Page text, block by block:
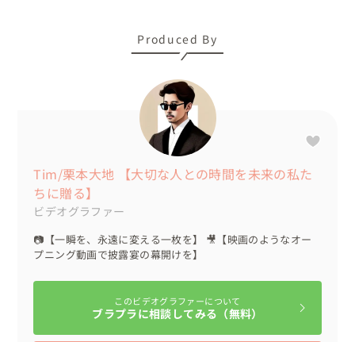
Produced By
Tim/栗本大地 【大切な人との時間を未来の私た
ちに贈る】
ビデオグラファー
📷【一瞬を、永遠に変える一枚を】 🎥【映画のようなオー
プニング動画で披露宴の幕開けを】
このビデオグラファーについて
ブラプラに相談してみる（無料）